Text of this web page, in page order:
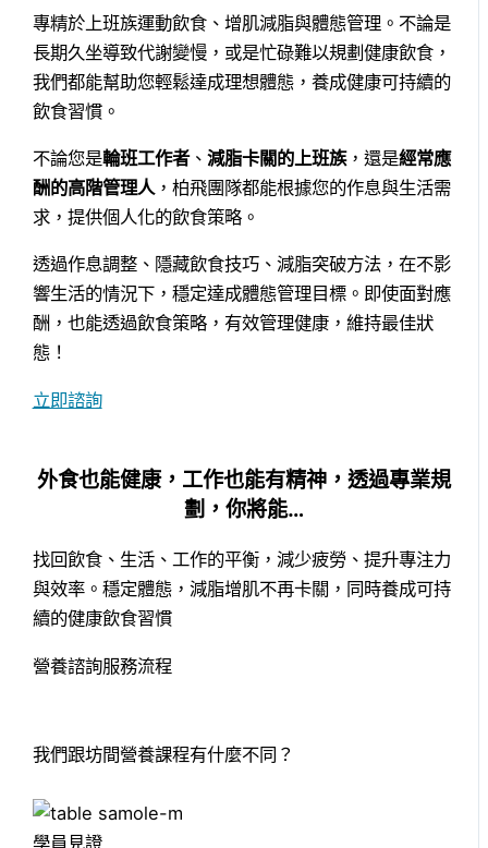
專精於上班族運動飲食、增肌減脂與體態管理。不論是
長期久坐導致代謝變慢，或是忙碌難以規劃健康飲食，
我們都能幫助您輕鬆達成理想體態，養成健康可持續的
飲食習慣。
不論您是輪班工作者、 減脂卡關的上班族，還是經常應
酬的高階管理人，柏飛團隊都能根據您的作息與生活需
求，提供個人化的飲食策略。
透過作息調整、隱藏飲食技巧、減脂突破方法，在不影
響生活的情況下，穩定達成體態管理目標。即使面對應
酬，也能透過飲食策略，有效管理健康，維持最佳狀
態！
立即諮詢
外食也能健康，工作也能有精神，透過專業規
劃，你將能…
找回飲食、生活、工作的平衡，減少疲勞、提升專注力
與效率。穩定體態，減脂增肌不再卡關，同時養成可持
續的健康飲食習慣
營養諮詢服務流程
我們跟坊間營養課程有什麼不同？
學員見證